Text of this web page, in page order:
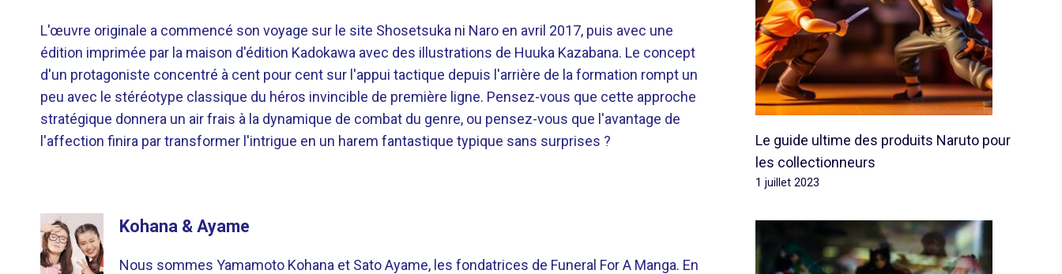
L'œuvre originale a commencé son voyage sur le site Shosetsuka ni Naro en avril 2017, puis avec une
édition imprimée par la maison d'édition Kadokawa avec des illustrations de Huuka Kazabana. Le concept
d'un protagoniste concentré à cent pour cent sur l'appui tactique depuis l'arrière de la formation rompt un
peu avec le stéréotype classique du héros invincible de première ligne. Pensez-vous que cette approche
stratégique donnera un air frais à la dynamique de combat du genre, ou pensez-vous que l'avantage de
l'affection finira par transformer l'intrigue en un harem fantastique typique sans surprises ?
Kohana & Ayame
Nous sommes Yamamoto Kohana et Sato Ayame, les fondatrices de Funeral For A Manga. En
Le guide ultime des produits Naruto pour
les collectionneurs
1 juillet 2023